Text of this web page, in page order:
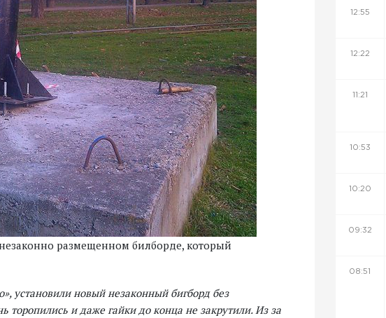
размещенном билборде, который
установили новый незаконный бигборд без
торопились и даже гайки до конца не закрутили. Из за
12:55
12:22
11:21
10:53
10:20
09:32
08:51